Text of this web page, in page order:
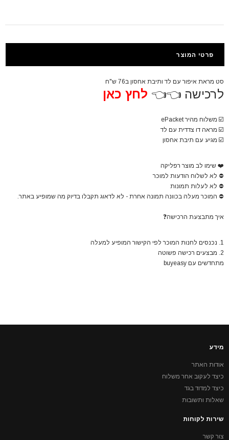
פרטי המוצר
סט מראת איפור עם לד ותיבת אחסון ב76 ש"ח
לרכישה 👈👈 לחץ כאן
☑️ משלוח מהיר ePacket
☑️ מראה דו צדדית עם לד
☑️ מגיע עם תיבת אחסון
❤️ שימו לב מוצר רפליקה
⛔ לא לשלוח הודעות למוכר
⛔ לא לעלות תמונות
⛔ המוכר מעלה בכוונה תמונה אחרת - לא לדאוג תקבלו בדיוק מה שמופיע באתר.
איך מתבצעת הרכישה❓
1. נכנסים לחנות המוכר לפי הקישור המופיע למעלה
2. מבצעים רכישה פשוטה
מתחדשים עם buyeasy
מידע
אודות האתר
כיצד לעקוב אחר משלוח
כיצד למדוד בגד
שאלות ותשובות
שירות לקוחות
צור קשר